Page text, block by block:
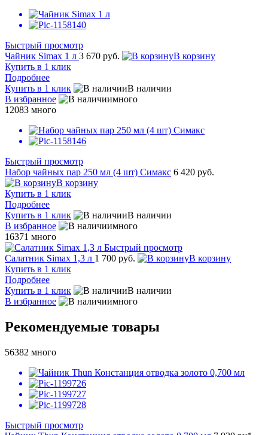
Быстрый просмотр
Чайник Simax 1 л 3 670 руб.
В корзину
Купить в 1 клик
Подробнее
Купить в 1 клик
В наличии
В избранное
много
12083 много
Быстрый просмотр
Набор чайных пар 250 мл (4 шт) Симакс 6 420 руб.
В корзину
Купить в 1 клик
Подробнее
Купить в 1 клик
В наличии
В избранное
много
16371 много
Быстрый просмотр
Салатник Simax 1,3 л 1 700 руб.
В корзину
Купить в 1 клик
Подробнее
Купить в 1 клик
В наличии
В избранное
много
Рекомендуемые товары
56382 много
Быстрый просмотр